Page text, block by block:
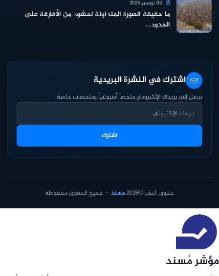
ما حقيقة الصورة المتداولة لحشود من الأفارقة على
الحدود...
اشترك في النشرة البريدية
نرسل إلى بريدك الإلكتروني ملخصاً أسبوعياً وملخصات خاصة.
اشترك
حقوق النشر ©2026 مسند— جميع الحقوق محفوظة
مؤشر مُسند